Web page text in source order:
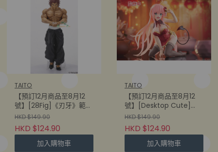
TAITO
【預訂12月商品至8月12
號】[28Fig]《刃牙》範馬
勇次郎
(840342406258)
HKD $149.90
HKD $124.90
加入購物車
TAITO
【預訂12月商品至8月12
號】[Desktop Cute]
《To Love Ru》菈菈 -旗
袍- (840342406142)
HKD $149.90
HKD $124.90
加入購物車